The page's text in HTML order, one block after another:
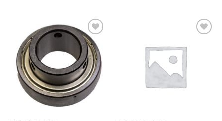
Add to
wishlist